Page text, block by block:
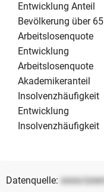
Entwicklung Anteil
Bevölkerung über 65
Arbeitslosenquote
Entwicklung
Arbeitslosenquote
Akademikeranteil
Insolvenzhäufigkeit
Entwicklung
Insolvenzhäufigkeit
Datenquelle: